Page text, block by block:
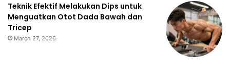
Teknik Efektif Melakukan Dips untuk
Menguatkan Otot Dada Bawah dan
Tricep
March 27, 2026